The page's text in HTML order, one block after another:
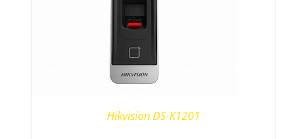
Hikvision DS-K1201